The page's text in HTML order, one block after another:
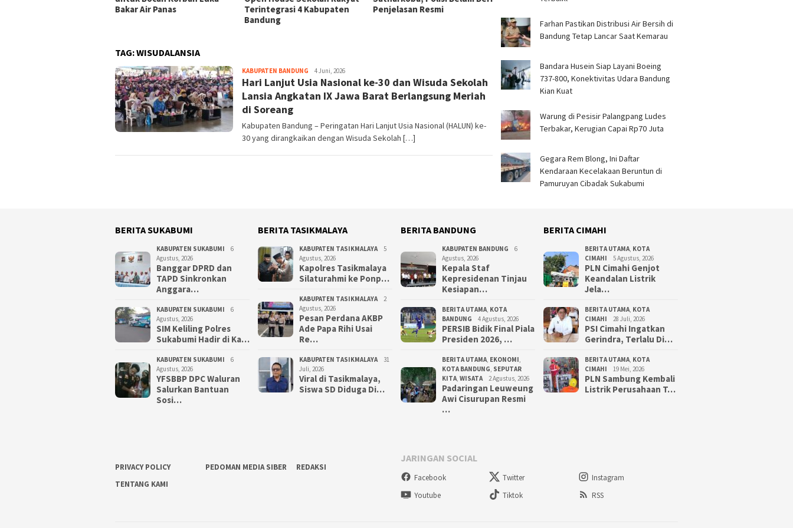
Bakar Air Panas
Terintegrasi 4 Kabupaten
Bandung
Penjelasan Resmi
TAG:WISUDALANSIA
KABUPATEN BANDUNG redaktur
4 Juni, 2026
Hari Lanjut Usia Nasional ke-30 dan Wisuda Sekolah
Lansia Angkatan IX Jawa Barat Berlangsung Meriah
di Soreang
Kabupaten Bandung – Peringatan Hari Lanjut Usia Nasional (HALUN) ke-
30 yang dirangkaikan dengan Wisuda Sekolah […]
Farhan Pastikan Distribusi Air Bersih di
Bandung Tetap Lancar Saat Kemarau
Bandara Husein Siap Layani Boeing
737-800, Konektivitas Udara Bandung
Kian Kuat
Warung di Pesisir Palangpang Ludes
Terbakar, Kerugian Capai Rp70 Juta
Gegara Rem Blong, Ini Daftar
Kendaraan Kecelakaan Beruntun di
Pamuruyan Cibadak Sukabumi
BERITA SUKABUMI
KABUPATEN SUKABUMI
6
Agustus, 2026
Banggar DPRD dan
TAPD Sinkronkan
Anggara…
KABUPATEN SUKABUMI
6
Agustus, 2026
SIM Keliling Polres
Sukabumi Hadir di Ka…
KABUPATEN SUKABUMI
6
Agustus, 2026
YFSBBP DPC Waluran
Salurkan Bantuan
Sosi…
BERITA TASIKMALAYA
KABUPATEN TASIKMALAYA
5
Agustus, 2026
Kapolres Tasikmalaya
Silaturahmi ke Ponp…
KABUPATEN TASIKMALAYA
2
Agustus, 2026
Pesan Perdana AKBP
Ade Papa Rihi Usai
Re…
KABUPATEN TASIKMALAYA
31
Juli, 2026
Viral di Tasikmalaya,
Siswa SD Diduga Di…
BERITA BANDUNG
KABUPATEN BANDUNG
6
Agustus, 2026
Kepala Staf
Kepresidenan Tinjau
Kesiapan…
BERITA UTAMA, KOTA
BANDUNG
4 Agustus, 2026
PERSIB Bidik Final Piala
Presiden 2026, …
BERITA UTAMA, EKONOMI,
KOTA BANDUNG, SEPUTAR
KITA, WISATA 2 Agustus, 2026
Padaringan Leuweung
Awi Cisurupan Resmi
…
BERITA CIMAHI
BERITA UTAMA, KOTA
CIMAHI
5 Agustus, 2026
PLN Cimahi Genjot
Keandalan Listrik
Jela…
BERITA UTAMA, KOTA
CIMAHI
28 Juli, 2026
PSI Cimahi Ingatkan
Gerindra, Terlalu Di…
BERITA UTAMA, KOTA
CIMAHI
19 Mei, 2026
PLN Sambung Kembali
Listrik Perusahaan T…
PRIVACY POLICY PEDOMAN MEDIA SIBER
REDAKSI
TENTANG KAMI
JARINGAN SOCIAL
Facebook Twitter
Instagram
Youtube
Tiktok RSS